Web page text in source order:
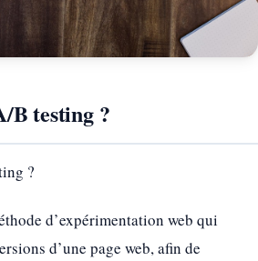
B testing ?
?
d’expérimentation web qui
d’une page web, afin de